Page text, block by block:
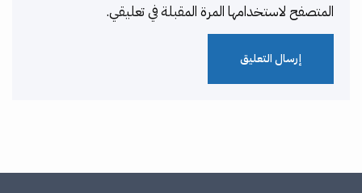
المتصفح لاستخدامها المرة المقبلة في تعليقي.